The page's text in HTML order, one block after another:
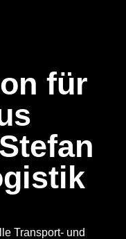
für
Transport- und